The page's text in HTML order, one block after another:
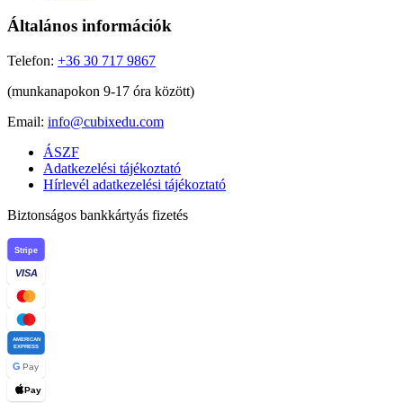
Általános információk
Telefon: +36 30 717 9867
(munkanapokon 9-17 óra között)
Email: info@cubixedu.com
ÁSZF
Adatkezelési tájékoztató
Hírlevél adatkezelési tájékoztató
Biztonságos bankkártyás fizetés
Stripe
VISA
AMERICAN
EXPRESS
G Pay
Pay